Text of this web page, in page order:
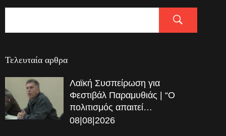
Τελευταία αρθρα
Λαϊκή Συσπείρωση για
Φεστιβάλ Παραμυθιάς | “Ο
πολιτισμός απαιτεί…
08|08|2026